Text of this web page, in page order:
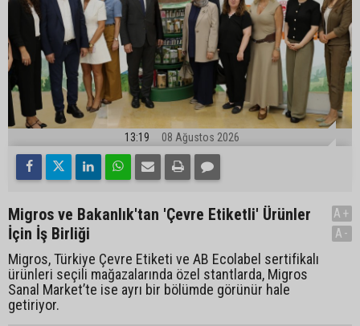
13:19 08 Ağustos 2026
Migros ve Bakanlık'tan 'Çevre Etiketli' Ürünler
İçin İş Birliği
Migros, Türkiye Çevre Etiketi ve AB Ecolabel sertifikalı
ürünleri seçili mağazalarında özel stantlarda, Migros
Sanal Market’te ise ayrı bir bölümde görünür hale
getiriyor.
A+
A-